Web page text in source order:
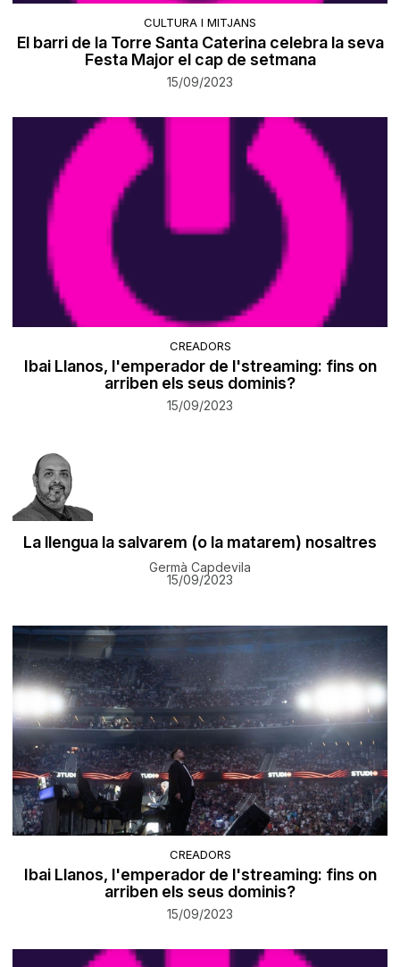
CULTURA I MITJANS
El barri de la Torre Santa Caterina celebra la seva
Festa Major el cap de setmana
15/09/2023
CREADORS
Ibai Llanos, l'emperador de l'streaming: fins on
arriben els seus dominis?
15/09/2023
La llengua la salvarem (o la matarem) nosaltres
Germà Capdevila
15/09/2023
CREADORS
Ibai Llanos, l'emperador de l'streaming: fins on
arriben els seus dominis?
15/09/2023